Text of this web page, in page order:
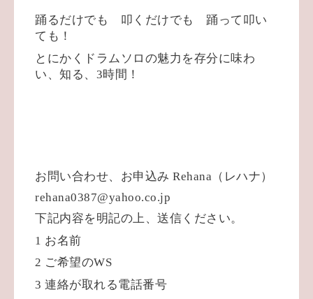
踊るだけでも 叩くだけでも 踊って叩い
ても！
とにかくドラムソロの魅力を存分に味わ
い、知る、 3時間！
お問い合わせ、お申込み Rehana （レハナ）
rehana0387@yahoo.co.jp
下記内容を明記の上、送信ください。
1 お名前
2 ご希望のWS
3 連絡が取れる電話番号